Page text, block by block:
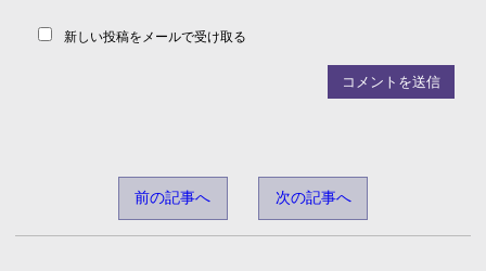
新しい投稿をメールで受け取る
前の記事へ 次の記事へ